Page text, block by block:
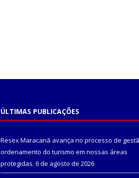
ÚLTIMAS PUBLICAÇÕES
Resex Maracanã avança no processo de
ordenamento do turismo em nossas áreas
protegidas. 6 de agosto de 2026